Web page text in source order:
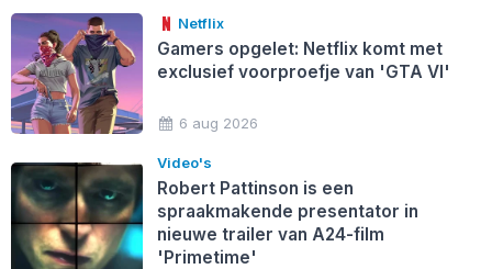
Netflix
Gamers opgelet: Netflix komt met
exclusief voorproefje van 'GTA VI'
6 aug 2026
Video's
Robert Pattinson is een
spraakmakende presentator in
nieuwe trailer van A24-film
'Primetime'